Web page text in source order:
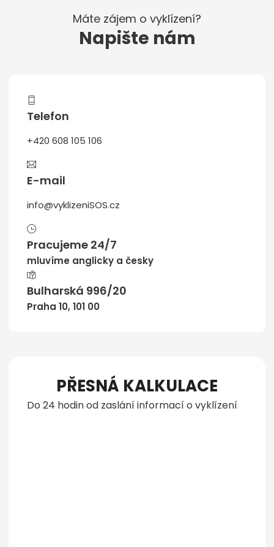
Máte zájem o vyklízení?
Napište nám
Telefon
+420 608 105 106
E-mail
info@vyklizeniSOS.cz
Pracujeme 24/7
mluvíme anglicky a česky
Bulharská 996/20
Praha 10, 101 00
PŘESNÁ KALKULACE
Do 24 hodin od zaslání informací o vyklízení